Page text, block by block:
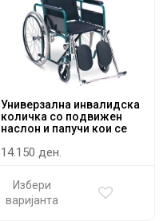
Универзална инвалидска
количка со подвижен
наслон и папучи кои се
14.150 ден.
Избери
варијанта